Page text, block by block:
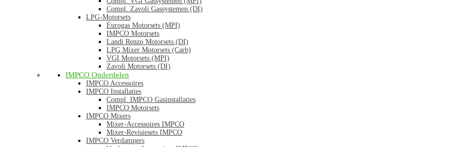
Compl. Zavoli Gassystemen (DI)
LPG-Motorsets
Eurogas Motorsets (MPI)
IMPCO Motorsets
Landi Renzo Motorsets (DI)
LPG Mixer Motorsets (Carb)
VGI Motorsets (MPI)
Zavoli Motorsets (DI)
IMPCO Onderdelen
IMPCO Accessoires
IMPCO Installaties
Compl. IMPCO Gasinstallaties
IMPCO Motorsets
IMPCO Mixers
Mixer-Accessoires IMPCO
Mixer-Revisiesets IMPCO
IMPCO Verdampers